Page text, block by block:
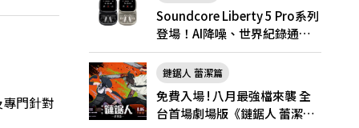
門針對
Soundcore Liberty 5 Pro
Soundcore Liberty 5 Pro系列
登場！AI降噪、世界紀錄通
話，Pro與Pro Max怎麼選？
鏈鋸人 蕾潔篇
免費入場 ! 八月最強檔來襲 全
台首場劇場版《鏈鋸人 蕾潔